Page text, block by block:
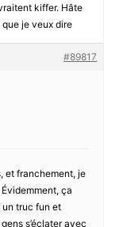
kiffer. Hâte
je veux dire
#89817
et franchement, je
ça
un truc fun et
s’éclater avec